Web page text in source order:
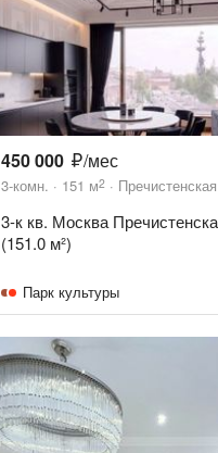
450 000 /мес
3-комн. 151 м2
3-к кв. Москва
(151.0 м²)
Парк культуры